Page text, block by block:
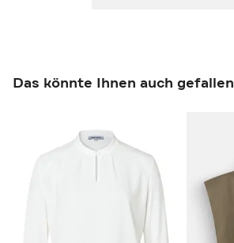
Das könnte Ihnen auch gefallen